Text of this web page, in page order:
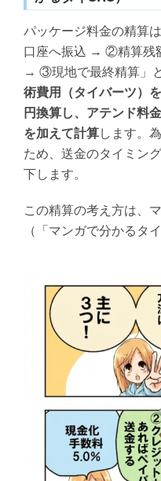
パッケージ料金の精算
口座へ振込 → ②精算残
→ ③現地で最終精算」
術費用（タイバーツ）
円換算し、アテンド料
を加えて計算します。
ため、送金のタイミン
下します。
この精算の考え方は、
（「マンガで分かるタ